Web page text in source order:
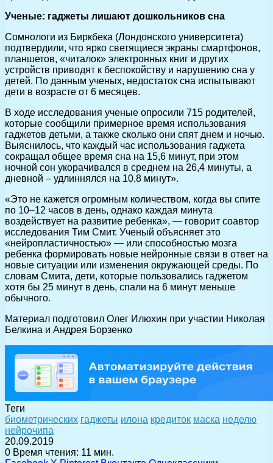
Ученые: гаджеты лишают дошкольников сна
Сомнологи из Биркбека (Лондонского университета)
подтвердили, что ярко светящиеся экраны смартфонов,
планшетов, «читалок» электронных книг и других
устройств приводят к беспокойству и нарушению сна у
детей. По данным ученых, недостаток сна испытывают
дети в возрасте от 6 месяцев.
В ходе исследования ученые опросили 715 родителей,
которые сообщили примерное время использования
гаджетов детьми, а также сколько они спят днем и ночью.
Выяснилось, что каждый час использования гаджета
сокращал общее время сна на 15,6 минут, при этом
ночной сон укорачивался в среднем на 26,4 минуты, а
дневной – удлиннялся на 10,8 минут».
«Это не кажется огромным количеством, когда вы спите
по 10–12 часов в день, однако каждая минута
воздействует на развитие ребенка», — говорит соавтор
исследования Тим Смит. Ученый объясняет это
«нейропластичностью» — или способностью мозга
ребенка формировать новые нейронные связи в ответ на
новые ситуации или изменения окружающей среды. По
словам Смита, дети, которые пользовались гаджетом
хотя бы 25 минут в день, спали на 6 минут меньше
обычного.
Материал подготовил Олег Илюхин при участии Николая
Белкина и Андрея Борзенко
Теги
биометрических гаджеты илона кредиток маска неделю
нейрочипа
20.09.2019
0 Время чтения: 11 мин.